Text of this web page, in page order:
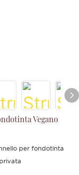
Vegano
per fondotinta